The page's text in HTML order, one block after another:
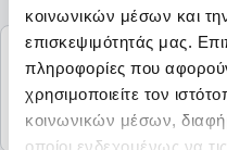
κοινωνικών μέσων και
επισκεψιμότητάς μας.
πληροφορίες που
χρησιμοποιείτε τον
κοινωνικών μέσων,
οποίοι ενδεχομένως να
FERRIC HYDROXIDE